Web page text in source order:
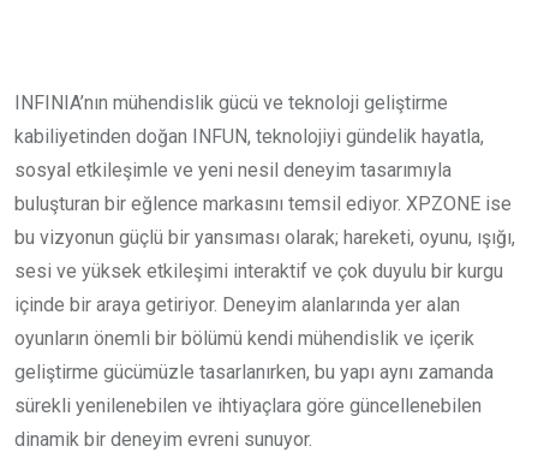
INFINIA’nın mühendislik gücü ve teknoloji geliştirme
kabiliyetinden doğan INFUN, teknolojiyi gündelik hayatla,
sosyal etkileşimle ve yeni nesil deneyim tasarımıyla
buluşturan bir eğlence markasını temsil ediyor. XPZONE ise
bu vizyonun güçlü bir yansıması olarak; hareketi, oyunu, ışığı,
sesi ve yüksek etkileşimi interaktif ve çok duyulu bir kurgu
içinde bir araya getiriyor. Deneyim alanlarında yer alan
oyunların önemli bir bölümü kendi mühendislik ve içerik
geliştirme gücümüzle tasarlanırken, bu yapı aynı zamanda
sürekli yenilenebilen ve ihtiyaçlara göre güncellenebilen
dinamik bir deneyim evreni sunuyor.